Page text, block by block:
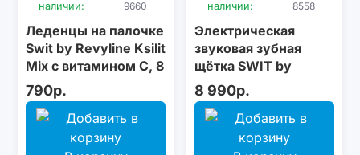
наличии:
9660
Леденцы на палочке
Swit by Revyline Ksilit
Mix с витамином С, 8
шт.
790р.
наличии:
8558
Электрическая
звуковая зубная
щётка SWIT by
Revyline RL 090
Silver
8 990р.